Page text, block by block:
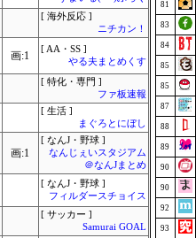
[ 海外反応 ]
ニチカン！
画:1
[ AA・SS ]
やる夫まとめくす
[ 特化・専門 ]
ファ板速報
[ 生活 ]
まぐろとにぼし
画:1
[ なんJ・野球 ]
なんじぇいスタジアム
＠なんJまとめ
[ なんJ・野球 ]
フィルダースチョイス
[ サッカー ]
Samurai GOAL
81
83
84
85
85
87
88
89
90
90
92
93